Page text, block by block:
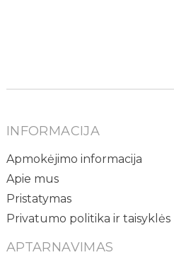
INFORMACIJA
Apmokėjimo informacija
Apie mus
Pristatymas
Privatumo politika ir taisyklės
APTARNAVIMAS